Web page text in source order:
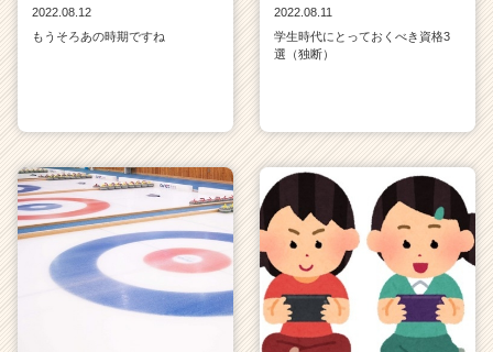
2022.08.12
もうそろあの時期ですね
2022.08.11
学生時代にとっておくべき資格3
選（独断）